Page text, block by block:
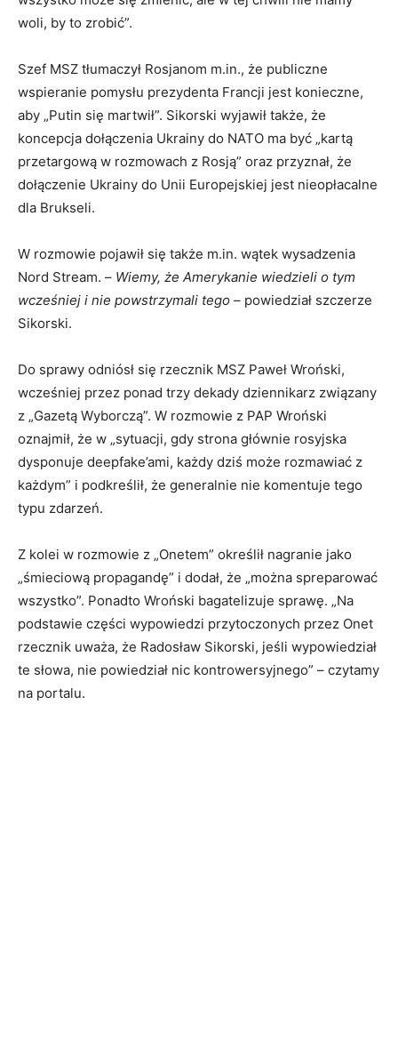
woli, by to zrobić”.
Szef MSZ tłumaczył Rosjanom m.in., że publiczne
wspieranie pomysłu prezydenta Francji jest konieczne,
aby „Putin się martwił”. Sikorski wyjawił także, że
koncepcja dołączenia Ukrainy do NATO ma być „kartą
przetargową w rozmowach z Rosją” oraz przyznał, że
dołączenie Ukrainy do Unii Europejskiej jest nieopłacalne
dla Brukseli.
W rozmowie pojawił się także m.in. wątek wysadzenia
Nord Stream. – Wiemy, że Amerykanie wiedzieli o tym
wcześniej i nie powstrzymali tego – powiedział szczerze
Sikorski.
Do sprawy odniósł się rzecznik MSZ Paweł Wroński,
wcześniej przez ponad trzy dekady dziennikarz związany
z „Gazetą Wyborczą”. W rozmowie z PAP Wroński
oznajmił, że w „sytuacji, gdy strona głównie rosyjska
dysponuje deepfake’ami, każdy dziś może rozmawiać z
każdym” i podkreślił, że generalnie nie komentuje tego
typu zdarzeń.
Z kolei w rozmowie z „Onetem” określił nagranie jako
„śmieciową propagandę” i dodał, że „można spreparować
wszystko”. Ponadto Wroński bagatelizuje sprawę. „Na
podstawie części wypowiedzi przytoczonych przez Onet
rzecznik uważa, że Radosław Sikorski, jeśli wypowiedział
te słowa, nie powiedział nic kontrowersyjnego” – czytamy
na portalu.